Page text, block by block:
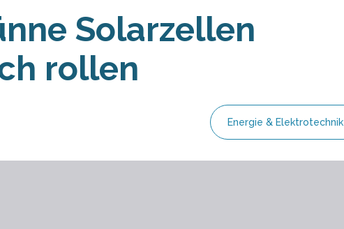
Solarzellen
rollen
Energie & Elektrotechnik